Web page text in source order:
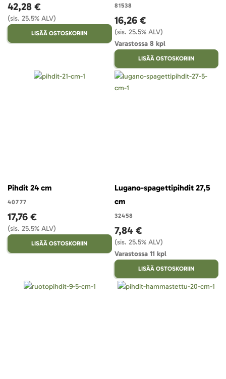
42,28 €
(sis. 25.5% ALV)
LISÄÄ OSTOSKORIIN
81538
16,26 €
(sis. 25.5% ALV)
Varastossa 8 kpl
LISÄÄ OSTOSKORIIN
Pihdit 24 cm
40777
17,76 €
(sis. 25.5% ALV)
LISÄÄ OSTOSKORIIN
Lugano-spagettipihdit 27,5
cm
32458
7,84 €
(sis. 25.5% ALV)
Varastossa 11 kpl
LISÄÄ OSTOSKORIIN